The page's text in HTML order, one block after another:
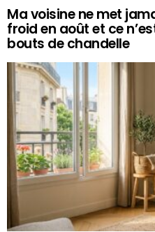
Ma voisine ne met
froid en août et ce
bouts de chandelle